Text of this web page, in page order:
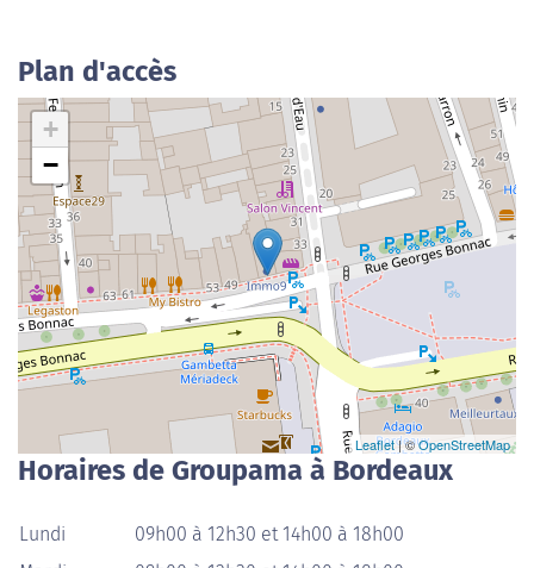
Plan d'accès
+
−
Leaflet| ©OpenStreetMap
Horaires de Groupama à Bordeaux
Lundi
09h00 à 12h30 et 14h00 à 18h00